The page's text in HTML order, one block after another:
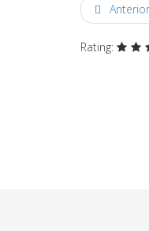
Anterior
Rating: